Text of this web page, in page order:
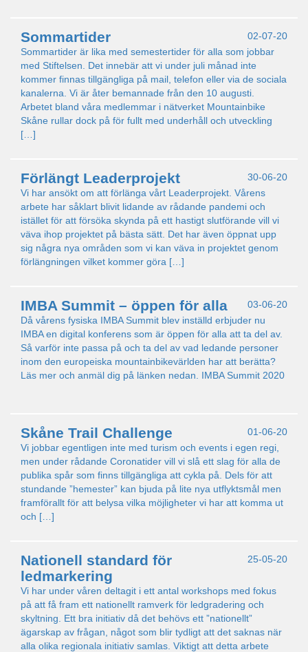
02-07-20
Sommartider
Sommartider är lika med semestertider för alla som jobbar
med Stiftelsen. Det innebär att vi under juli månad inte
kommer finnas tillgängliga på mail, telefon eller via de sociala
kanalerna. Vi är åter bemannade från den 10 augusti.
Arbetet bland våra medlemmar i nätverket Mountainbike
Skåne rullar dock på för fullt med underhåll och utveckling
[…]
30-06-20
Förlängt Leaderprojekt
Vi har ansökt om att förlänga vårt Leaderprojekt. Vårens
arbete har såklart blivit lidande av rådande pandemi och
istället för att försöka skynda på ett hastigt slutförande vill vi
väva ihop projektet på bästa sätt. Det har även öppnat upp
sig några nya områden som vi kan väva in projektet genom
förlängningen vilket kommer göra […]
03-06-20
IMBA Summit – öppen för alla
Då vårens fysiska IMBA Summit blev inställd erbjuder nu
IMBA en digital konferens som är öppen för alla att ta del av.
Så varför inte passa på och ta del av vad ledande personer
inom den europeiska mountainbikevärlden har att berätta?
Läs mer och anmäl dig på länken nedan. IMBA Summit 2020
01-06-20
Skåne Trail Challenge
Vi jobbar egentligen inte med turism och events i egen regi,
men under rådande Coronatider vill vi slå ett slag för alla de
publika spår som finns tillgängliga att cykla på. Dels för att
stundande ”hemester” kan bjuda på lite nya utflyktsmål men
framförallt för att belysa vilka möjligheter vi har att komma ut
och […]
25-05-20
Nationell standard för
ledmarkering
Vi har under våren deltagit i ett antal workshops med fokus
på att få fram ett nationellt ramverk för ledgradering och
skyltning. Ett bra initiativ då det behövs ett ”nationellt”
ägarskap av frågan, något som blir tydligt att det saknas när
alla olika regionala initiativ samlas. Viktigt att detta arbete